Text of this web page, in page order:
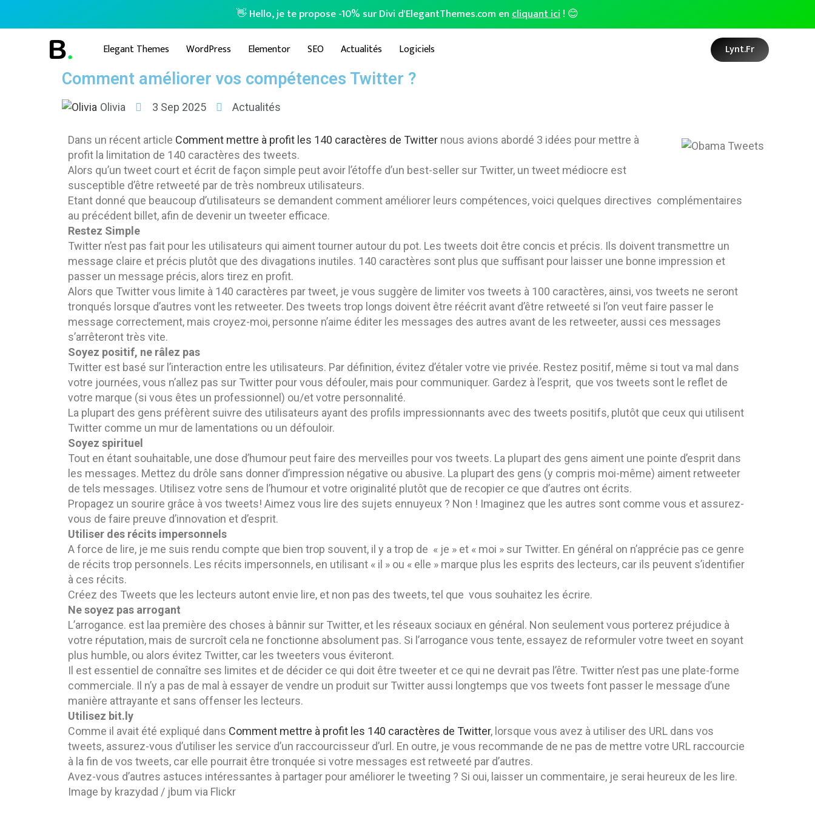
👋 Hello, je te propose -10% sur Divi d'ElegantThemes.com encliquant ici! 😊
Elegant Themes WordPress Elementor SEO Actualités Logiciels Lynt.fr
Comment améliorer vos compétences Twitter ?
Olivia 3 Sep 2025 Actualités
Dans un récent article Comment mettre à profit les 140 caractères de Twitter nous avions abordé 3 idées pour mettre à
profit la limitation de 140 caractères des tweets.
Alors qu’un tweet court et écrit de façon simple peut avoir l’étoffe d’un best-seller sur Twitter, un tweet médiocre est
susceptible d’être retweeté par de très nombreux utilisateurs.
Etant donné que beaucoup d’utilisateurs se demandent comment améliorer leurs compétences, voici quelques directives complémentaires
au précédent billet, afin de devenir un tweeter efficace.
Restez Simple
Twitter n’est pas fait pour les utilisateurs qui aiment tourner autour du pot. Les tweets doit être concis et précis. Ils doivent transmettre un
message claire et précis plutôt que des divagations inutiles. 140 caractères sont plus que suffisant pour laisser une bonne impression et
passer un message précis, alors tirez en profit.
Alors que Twitter vous limite à 140 caractères par tweet, je vous suggère de limiter vos tweets à 100 caractères, ainsi, vos tweets ne seront
tronqués lorsque d’autres vont les retweeter. Des tweets trop longs doivent être réécrit avant d’être retweeté si l’on veut faire passer le
message correctement, mais croyez-moi, personne n’aime éditer les messages des autres avant de les retweeter, aussi ces messages
s’arrêteront très vite.
Soyez positif, ne râlez pas
Twitter est basé sur l’interaction entre les utilisateurs. Par définition, évitez d’étaler votre vie privée. Restez positif, même si tout va mal dans
votre journées, vous n’allez pas sur Twitter pour vous défouler, mais pour communiquer. Gardez à l’esprit, que vos tweets sont le reflet de
votre marque (si vous êtes un professionnel) ou/et votre personnalité.
La plupart des gens préfèrent suivre des utilisateurs ayant des profils impressionnants avec des tweets positifs, plutôt que ceux qui utilisent
Twitter comme un mur de lamentations ou un défouloir.
Soyez spirituel
Tout en étant souhaitable, une dose d’humour peut faire des merveilles pour vos tweets. La plupart des gens aiment une pointe d’esprit dans
les messages. Mettez du drôle sans donner d’impression négative ou abusive. La plupart des gens (y compris moi-même) aiment retweeter
de tels messages. Utilisez votre sens de l’humour et votre originalité plutôt que de recopier ce que d’autres ont écrits.
Propagez un sourire grâce à vos tweets! Aimez vous lire des sujets ennuyeux ? Non ! Imaginez que les autres sont comme vous et assurez-
vous de faire preuve d’innovation et d’esprit.
Utiliser des récits impersonnels
A force de lire, je me suis rendu compte que bien trop souvent, il y a trop de « je » et « moi » sur Twitter. En général on n’apprécie pas ce genre
de récits trop personnels. Les récits impersonnels, en utilisant « il » ou « elle » marque plus les esprits des lecteurs, car ils peuvent s’identifier
à ces récits.
Créez des Tweets que les lecteurs autont envie lire, et non pas des tweets, tel que vous souhaitez les écrire.
Ne soyez pas arrogant
L’arrogance. est laa première des choses à bânnir sur Twitter, et les réseaux sociaux en général. Non seulement vous porterez préjudice à
votre réputation, mais de surcroît cela ne fonctionne absolument pas. Si l’arrogance vous tente, essayez de reformuler votre tweet en soyant
plus humble, ou alors évitez Twitter, car les tweeters vous éviteront.
Il est essentiel de connaître ses limites et de décider ce qui doit être tweeter et ce qui ne devrait pas l’être. Twitter n’est pas une plate-forme
commerciale. Il n’y a pas de mal à essayer de vendre un produit sur Twitter aussi longtemps que vos tweets font passer le message d’une
manière attrayante et sans offenser les lecteurs.
Utilisez bit.ly
Comme il avait été expliqué dans Comment mettre à profit les 140 caractères de Twitter, lorsque vous avez à utiliser des URL dans vos
tweets, assurez-vous d’utiliser les service d’un raccourcisseur d’url. En outre, je vous recommande de ne pas de mettre votre URL raccourcie
à la fin de vos tweets, car elle pourrait être tronquée si votre messages est retweeté par d’autres.
Avez-vous d’autres astuces intéressantes à partager pour améliorer le tweeting ? Si oui, laisser un commentaire, je serai heureux de les lire.
Image by krazydad / jbum via Flickr